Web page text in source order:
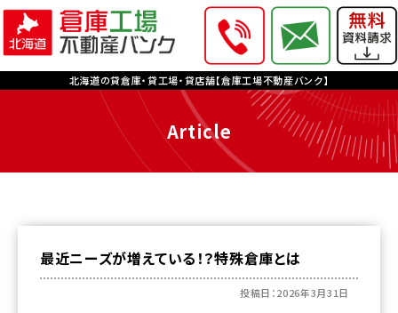
北海道の貸倉庫・貸工場・貸店舗【倉庫工場不動産バンク】
Article
最近ニーズが増えている！？特殊倉庫とは
投稿日：2026年3月31日